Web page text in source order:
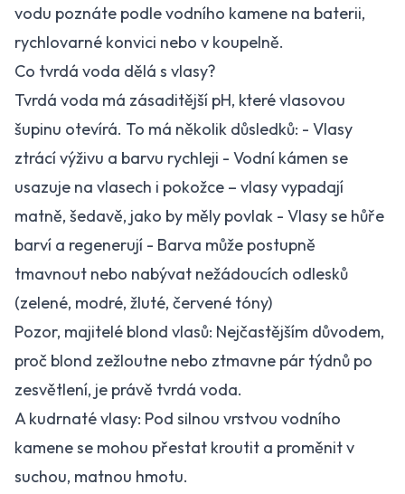
vodu poznáte podle vodního kamene na baterii,
rychlovarné konvici nebo v koupelně.
Co tvrdá voda dělá s vlasy?
Tvrdá voda má zásaditější pH, které vlasovou
šupinu otevírá. To má několik důsledků: - Vlasy
ztrácí výživu a barvu rychleji - Vodní kámen se
usazuje na vlasech i pokožce – vlasy vypadají
matně, šedavě, jako by měly povlak - Vlasy se hůře
barví a regenerují - Barva může postupně
tmavnout nebo nabývat nežádoucích odlesků
(zelené, modré, žluté, červené tóny)
Pozor, majitelé blond vlasů: Nejčastějším důvodem,
proč blond zežloutne nebo ztmavne pár týdnů po
zesvětlení, je právě tvrdá voda.
A kudrnaté vlasy: Pod silnou vrstvou vodního
kamene se mohou přestat kroutit a proměnit v
suchou, matnou hmotu.